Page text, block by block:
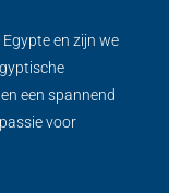
en zijn we
een spannend
voor